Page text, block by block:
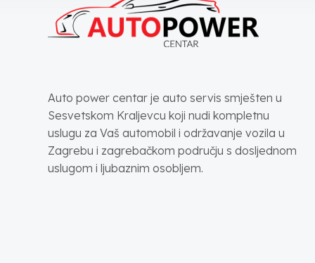
Auto power centar je auto servis smješten u
Sesvetskom Kraljevcu koji nudi kompletnu
uslugu za Vaš automobil i održavanje vozila u
Zagrebu i zagrebačkom području s dosljednom
uslugom i ljubaznim osobljem.